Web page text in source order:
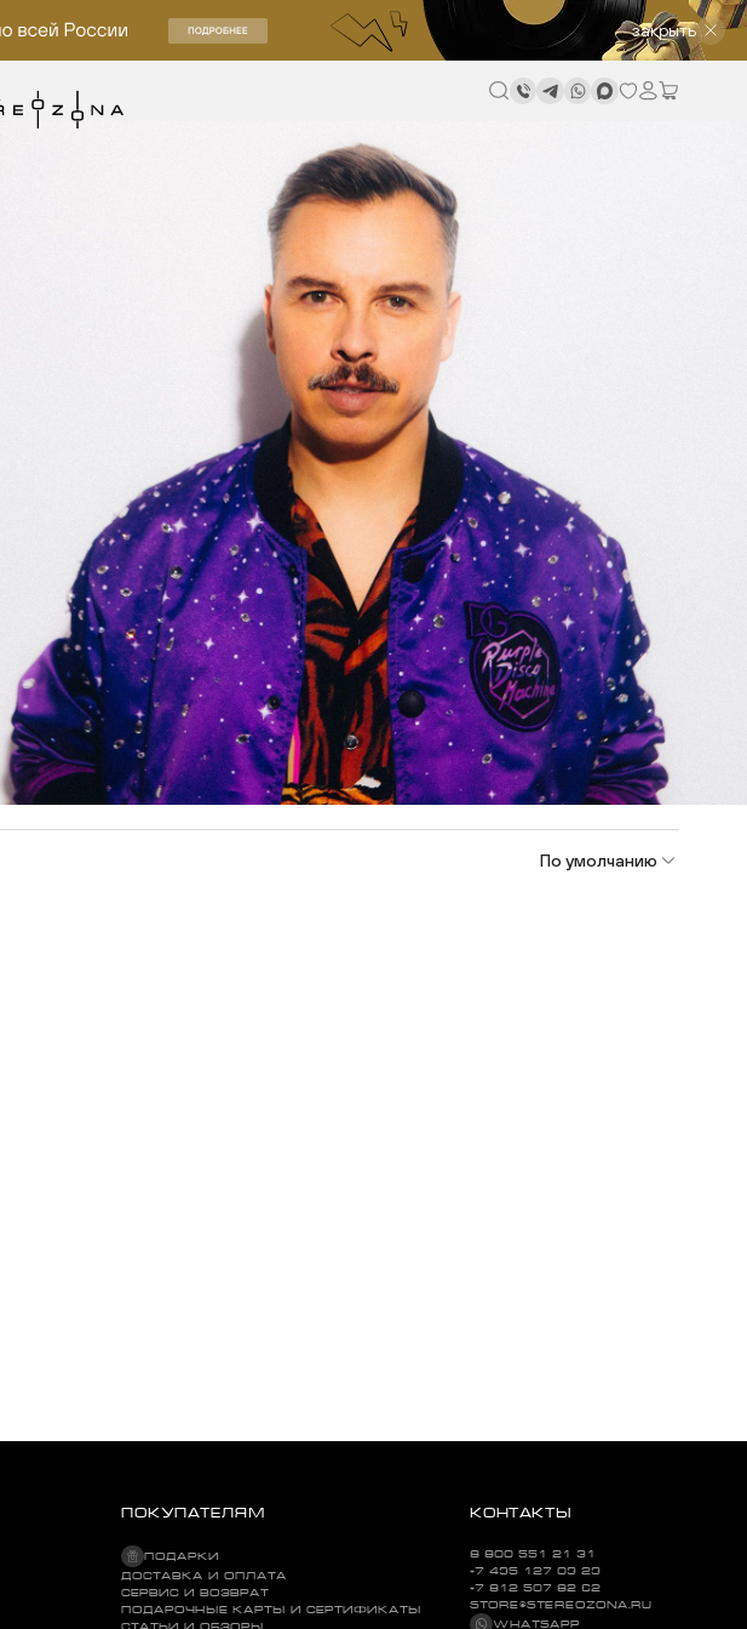
закрыть
По умолчанию
ПОКУПАТЕЛЯМ
ПОДАРКИ
ДОСТАВКА И ОПЛАТА
СЕРВИС И ВОЗВРАТ
ПОДАРОЧНЫЕ КАРТЫ И СЕРТИФИКАТЫ
КОНТАКТЫ
8 800 551 21 31
+7 495 127 09 29
+7 812 507 82 62
STORE@STEREOZONA.RU
WHATSAPP